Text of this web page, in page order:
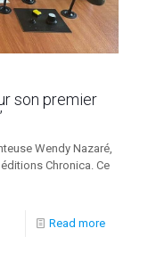
son premier
Wendy Nazaré,
Chronica. Ce
Read more